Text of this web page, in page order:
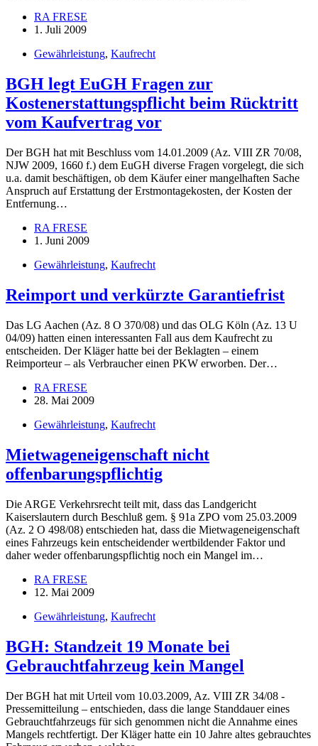
RA FRESE
1. Juli 2009
Gewährleistung, Kaufrecht
BGH legt EuGH Fragen zur
Kostenerstattungspflicht beim Rücktritt
vom Kaufvertrag vor
Der BGH hat mit Beschluss vom 14.01.2009 (Az. VIII ZR 70/08,
NJW 2009, 1660 f.) dem EuGH diverse Fragen vorgelegt, die sich
u.a. damit beschäftigen, ob dem Käufer einer mangelhaften Sache
Anspruch auf Erstattung der Erstmontagekosten, der Kosten der
Entfernung…
RA FRESE
1. Juni 2009
Gewährleistung, Kaufrecht
Reimport und verkürzte Garantiefrist
Das LG Aachen (Az. 8 O 370/08) und das OLG Köln (Az. 13 U
04/09) hatten einen interessanten Fall aus dem Kaufrecht zu
entscheiden. Der Kläger hatte bei der Beklagten – einem
Reimporteur – als Verbraucher einen PKW erworben. Der…
RA FRESE
28. Mai 2009
Gewährleistung, Kaufrecht
Mietwageneigenschaft nicht
offenbarungspflichtig
Die ARGE Verkehrsrecht teilt mit, dass das Landgericht
Kaiserslautern durch Beschluß gem. § 91a ZPO vom 25.03.2009
(Az. 2 O 498/08) entschieden hat, dass die Mietwageneigenschaft
eines Fahrzeugs kein entscheidender wertbildender Faktor und
daher weder offenbarungspflichtig noch ein Mangel im…
RA FRESE
12. Mai 2009
Gewährleistung, Kaufrecht
BGH: Standzeit 19 Monate bei
Gebrauchtfahrzeug kein Mangel
Der BGH hat mit Urteil vom 10.03.2009, Az. VIII ZR 34/08 -
Pressemitteilung – entschieden, dass die lange Standdauer eines
Gebrauchtfahrzeugs für sich genommen nicht die Annahme eines
Mangels rechtfertigt. Der Kläger hatte ein 10 Jahre altes gebrauchtes